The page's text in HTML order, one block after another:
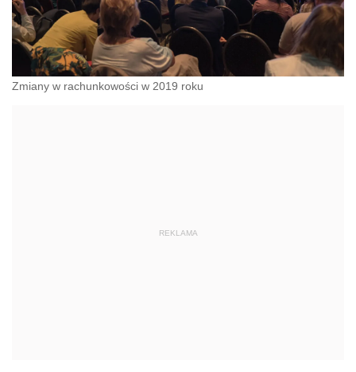
Zmiany w rachunkowości w 2019 roku